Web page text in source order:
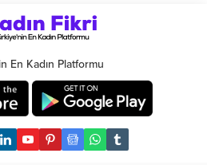
En Kadın Platformu